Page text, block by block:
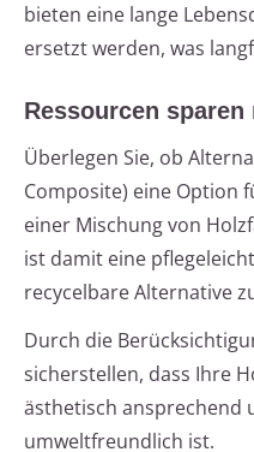
bieten eine lange
ersetzt werden, was
Ressourcen
Überlegen Sie, ob
Composite) eine Option
einer Mischung von
ist damit eine
recycelbare Alternative
Durch die
sicherstellen, dass Ihre
ästhetisch ansprechend
umweltfreundlich ist.